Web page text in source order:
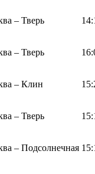
– Тверь
– Тверь
– Клин
– Тверь
– Подсолнечная